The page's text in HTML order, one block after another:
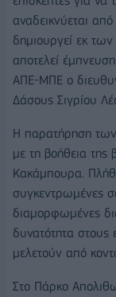
αναδεικνύεται
δημιουργεί εκ
αποτελεί έμπνευση
ΑΠΕ-ΜΠΕ ο
Δάσους Σιγρίου
Η παρατήρηση των
με τη βοήθεια της
Κακάμπουρα.
συγκεντρωμένες
διαμορφωμένες
δυνατότητα στους
μελετούν από
Στο Πάρκο